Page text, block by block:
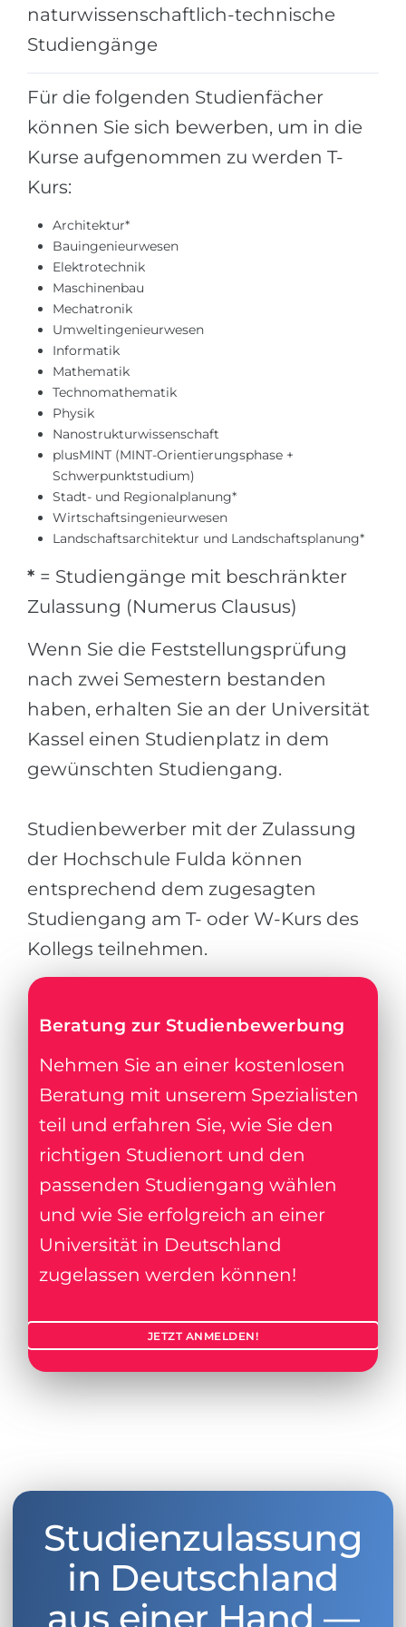
Städte
BERUFE
Berufe
Studienfächer
BERUFSORIENTIERUNG
Holland-Test
Interessenkarte-Test
RIASEC-Test
Erfolgzu
100%
Unsere Studierenden werden
BERATUNG!
Ingenieurwesen
Physik
Management
Anderes Fach
BEWERBEN AUS …
Russland
Ukraine
Kasachstan
Aserbaidschan
Armenien
Belarus
Anderes Land
BERATUNG BUCHEN
naturwissenschaftlich-technische
Studiengänge
Für die folgenden Studienfächer
können Sie sich bewerben, um in die
Kurse aufgenommen zu werden T-
Kurs:
Architektur*
Bauingenieurwesen
Elektrotechnik
Maschinenbau
Mechatronik
Umweltingenieurwesen
Informatik
Mathematik
Technomathematik
Physik
Nanostrukturwissenschaft
plusMINT (MINT-Orientierungsphase +
Schwerpunktstudium)
Stadt- und Regionalplanung*
Wirtschaftsingenieurwesen
Landschaftsarchitektur und Landschaftsplanung*
* = Studiengänge mit beschränkter
Zulassung (Numerus Clausus)
Wenn Sie die Feststellungsprüfung
nach zwei Semestern bestanden
haben, erhalten Sie an der Universität
Kassel einen Studienplatz in dem
gewünschten Studiengang.
Studienbewerber mit der Zulassung
der Hochschule Fulda können
entsprechend dem zugesagten
Studiengang am T- oder W-Kurs des
Kollegs teilnehmen.
Beratung zur Studienbewerbung
Nehmen Sie an einer kostenlosen
Beratung mit unserem Spezialisten
teil und erfahren Sie, wie Sie den
richtigen Studienort und den
passenden Studiengang wählen
und wie Sie erfolgreich an einer
Universität in Deutschland
zugelassen werden können!
JETZT ANMELDEN!
Studienzulassung
in Deutschland
aus einer Hand —